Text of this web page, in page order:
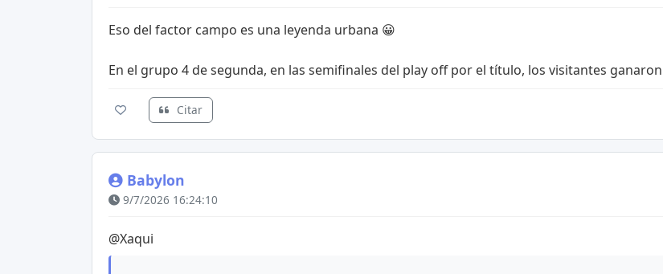
Eso del factor campo es una leyenda urbana 😀
En el grupo 4 de segunda, en las semifinales del play off por el título, los visitantes ganaron
Citar
Babylon
9/7/2026 16:24:10
@Xaqui